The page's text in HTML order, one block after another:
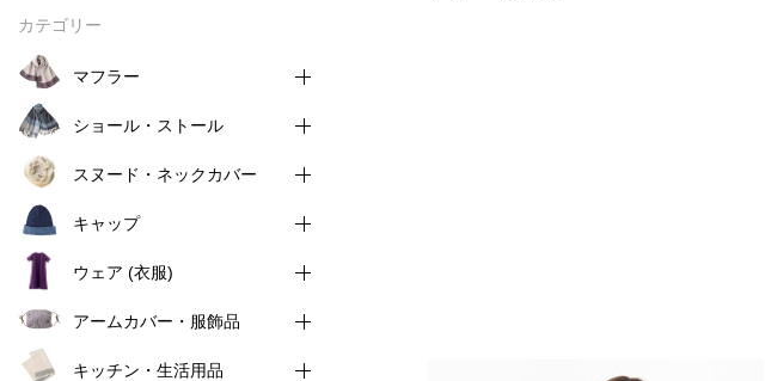
カテゴリー
マフラー
ショール・ストール
スヌード・ネックカバー
キャップ
ウェア (衣服)
アームカバー・服飾品
キッチン・生活用品